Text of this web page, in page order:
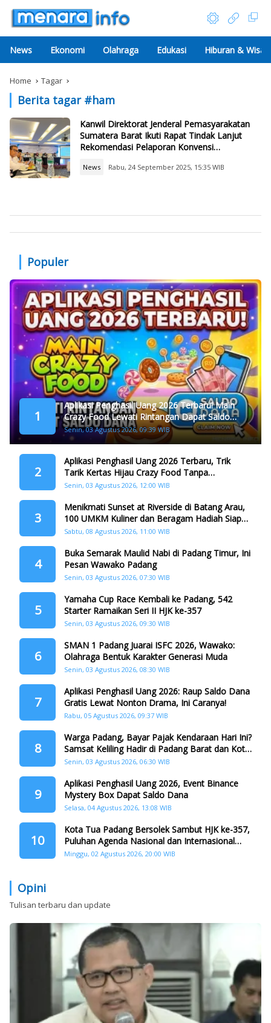
News Ekonomi Olahraga Edukasi Hiburan &
Home Tagar
Berita tagar #ham
Kanwil Direktorat Jenderal Pemasyarakatan
Sumatera Barat Ikuti Rapat Tindak Lanjut
Rekomendasi Pelaporan Konvensi
News Rabu, 24 September 2025, 15:35 WIB
Populer
1
Aplikasi Penghasil Uang 2026 Terbaru! Main
Crazy Food Lewati Rintangan Dapat Saldo
Dana
Senin, 03 Agustus 2026, 09:39 WIB
2
Aplikasi Penghasil Uang 2026 Terbaru, Trik
Tarik Kertas Hijau Crazy Food Tanpa
Penggandaan
Senin, 03 Agustus 2026, 12:00 WIB
3
Menikmati Sunset at Riverside di Batang Arau,
100 UMKM Kuliner dan Beragam Hadiah Siap
Memanjakan Warga di Momen HJK Padang
Sabtu, 08 Agustus 2026, 11:00 WIB
4
Buka Semarak Maulid Nabi di Padang Timur, Ini
Pesan Wawako Padang
Senin, 03 Agustus 2026, 07:30 WIB
5
Yamaha Cup Race Kembali ke Padang, 542
Starter Ramaikan Seri II HJK ke-357
Senin, 03 Agustus 2026, 09:30 WIB
6
SMAN 1 Padang Juarai ISFC 2026, Wawako:
Olahraga Bentuk Karakter Generasi Muda
Senin, 03 Agustus 2026, 08:30 WIB
7
Aplikasi Penghasil Uang 2026: Raup Saldo Dana
Gratis Lewat Nonton Drama, Ini Caranya!
Rabu, 05 Agustus 2026, 09:37 WIB
8
Warga Padang, Bayar Pajak Kendaraan Hari Ini?
Samsat Keliling Hadir di Padang Barat dan Koto
Tangah
Senin, 03 Agustus 2026, 06:30 WIB
9
Aplikasi Penghasil Uang 2026, Event Binance
Mystery Box Dapat Saldo Dana
Selasa, 04 Agustus 2026, 13:08 WIB
10
Kota Tua Padang Bersolek Sambut HJK ke-357,
Puluhan Agenda Nasional dan Internasional
Siap Digelar
Minggu, 02 Agustus 2026, 20:00 WIB
Opini
Tulisan terbaru dan update